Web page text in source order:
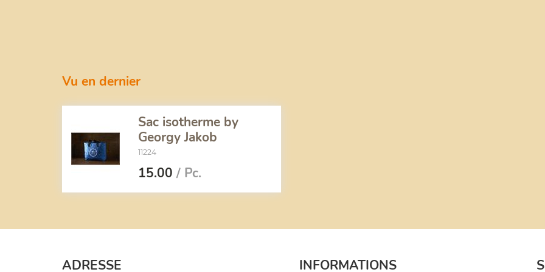
Vu en dernier
Sac isotherme by
Georgy Jakob
11224
15.00 / Pc.
ADRESSE INFORMATIONS